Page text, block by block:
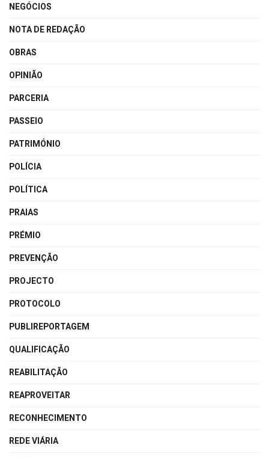
NEGÓCIOS
NOTA DE REDAÇÃO
OBRAS
OPINIÃO
PARCERIA
PASSEIO
PATRIMÓNIO
POLÍCIA
POLÍTICA
PRAIAS
PRÉMIO
PREVENÇÃO
PROJECTO
PROTOCOLO
PUBLIREPORTAGEM
QUALIFICAÇÃO
REABILITAÇÃO
REAPROVEITAR
RECONHECIMENTO
REDE VIÁRIA